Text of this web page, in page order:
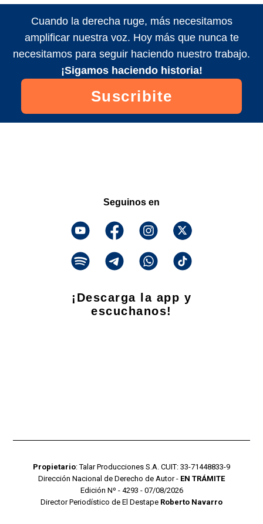
Cuando la derecha ruge, más necesitamos
amplificar nuestra voz. Hoy más que nunca te
necesitamos para seguir haciendo nuestro trabajo.
¡Sigamos haciendo historia!
Suscribite
Seguinos en
¡Descarga la app y
escuchanos!
Propietario: Talar Producciones S.A. CUIT: 33-71448833-9
Dirección Nacional de Derecho de Autor - EN TRÁMITE
Edición Nº - 4293 - 07/08/2026
Director Periodístico de El Destape Roberto Navarro